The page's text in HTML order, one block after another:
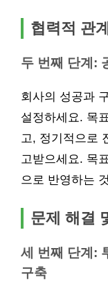
협력적 관
두 번째 단계:
회사의 성공과
설정하세요. 목
고, 정기적으로
고받으세요. 목
으로 반영하는
문제 해결
세 번째 단계:
구축